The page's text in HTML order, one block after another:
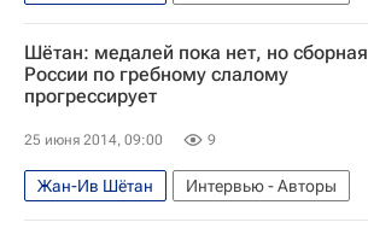
Аналитика
Другие виды спорта
Кубок мира по гребному слалому
Марта Харитонова
Шётан: медалей пока нет, но сборная
России по гребному слалому
прогрессирует
25 июня 2014, 09:00 9
Жан-Ив Шётан
Интервью - Авторы
Аналитика
Другие виды спорта